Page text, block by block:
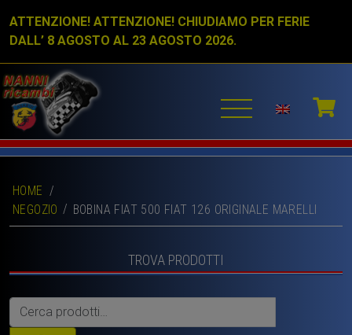
ATTENZIONE! ATTENZIONE! CHIUDIAMO PER FERIE
DALL’ 8 AGOSTO AL 23 AGOSTO 2026.
HOME /
NEGOZIO
BOBINA FIAT 500 FIAT 126 ORIGINALE MARELLI
TROVA PRODOTTI
Cerca: